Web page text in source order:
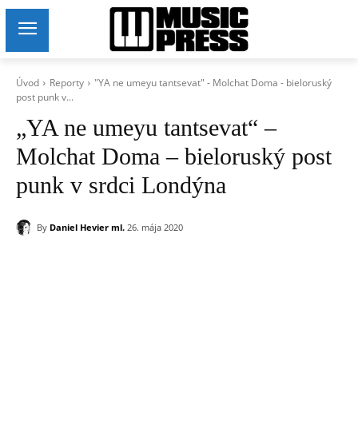
Úvod Reporty
"YA ne umeyu tantsevat" - Molchat Doma - bieloruský
post punk v...
„YA ne umeyu tantsevat“ –
Molchat Doma – bieloruský post
punk v srdci Londýna
By Daniel Hevier ml. 26. mája 2020